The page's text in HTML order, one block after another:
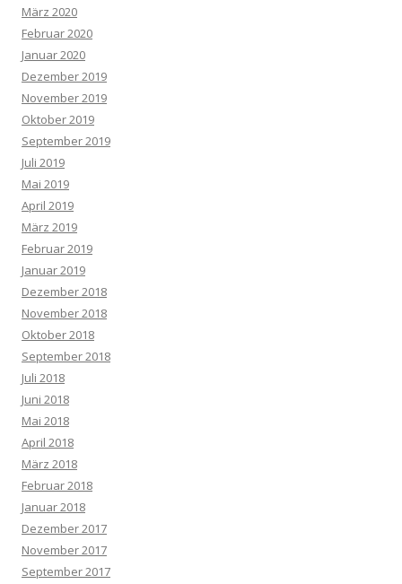
März 2020
Februar 2020
Januar 2020
Dezember 2019
November 2019
Oktober 2019
September 2019
Juli 2019
Mai 2019
April 2019
März 2019
Februar 2019
Januar 2019
Dezember 2018
November 2018
Oktober 2018
September 2018
Juli 2018
Juni 2018
Mai 2018
April 2018
März 2018
Februar 2018
Januar 2018
Dezember 2017
November 2017
September 2017